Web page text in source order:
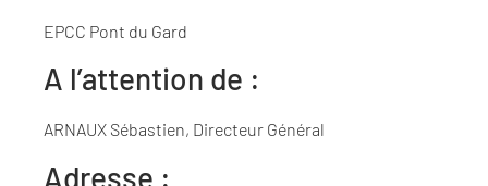
EPCC Pont du Gard
A l’attention de :
ARNAUX Sébastien, Directeur Général
Adresse :